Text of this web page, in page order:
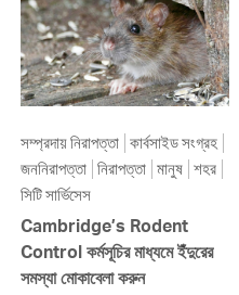
সম্প্রদায় নিরাপত্তা কার্বসাইড সংগ্রহ
জননিরাপত্তা নিরাপত্তা মানুষ শহর
সিটি সার্ভিসেস
Cambridge’s Rodent
Control কর্মসূচির মাধ্যমে ইঁদুরের
সমস্যা মোকাবেলা করুন